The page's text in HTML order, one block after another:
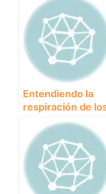
Entendiendo la
respiración de
cachorros: ¿Por
qué mi cachorro
respira tan rápido?